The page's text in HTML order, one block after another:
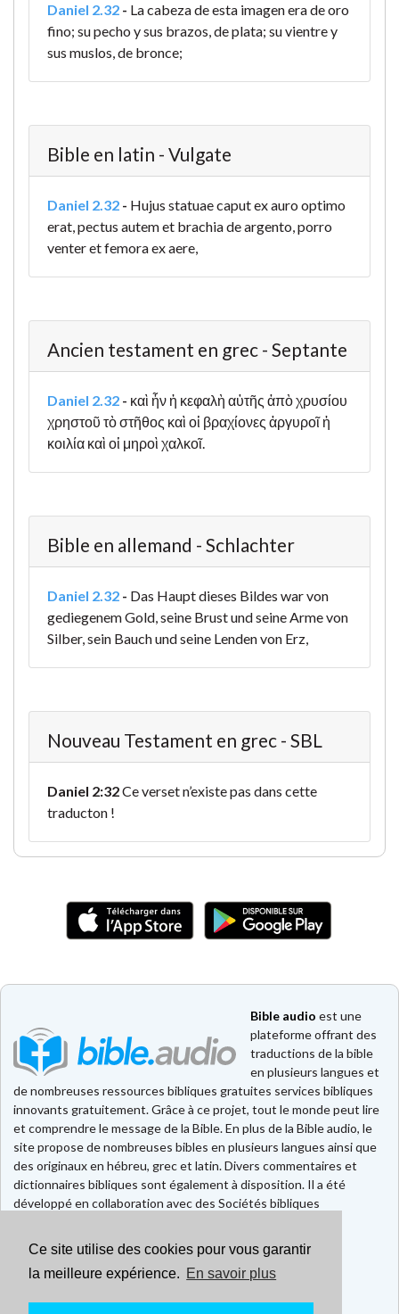
Ce site utilise des cookies pour vous garantir
la meilleure expérience. En savoir plus
Daniel 2.32 - La cabeza de esta imagen era de oro
fino; su pecho y sus brazos, de plata; su vientre y
sus muslos, de bronce;
Bible en latin - Vulgate
Daniel 2.32 - Hujus statuae caput ex auro optimo
erat, pectus autem et brachia de argento, porro
venter et femora ex aere,
Ancien testament en grec - Septante
Daniel 2.32 - καὶ ἦν ἡ κεφαλὴ αὐτῆς ἀπὸ χρυσίου
χρηστοῦ τὸ στῆθος καὶ οἱ βραχίονες ἀργυροῖ ἡ
κοιλία καὶ οἱ μηροὶ χαλκοῖ.
Bible en allemand - Schlachter
Daniel 2.32 - Das Haupt dieses Bildes war von
gediegenem Gold, seine Brust und seine Arme von
Silber, sein Bauch und seine Lenden von Erz,
Nouveau Testament en grec - SBL
Daniel 2:32Ce verset n’existe pas dans cette
traducton !
Bible audio est une
plateforme offrant des
traductions de la bible
en plusieurs langues et
de nombreuses ressources bibliques gratuites services bibliques
innovants gratuitement. Grâce à ce projet, tout le monde peut lire
et comprendre le message de la Bible. En plus de la Bible audio, le
site propose de nombreuses bibles en plusieurs langues ainsi que
des originaux en hébreu, grec et latin. Divers commentaires et
dictionnaires bibliques sont également à disposition. Il a été
développé en collaboration avec des Sociétés bibliques
Faire un don
Contact